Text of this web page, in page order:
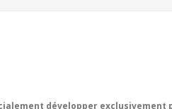
développer exclusivement